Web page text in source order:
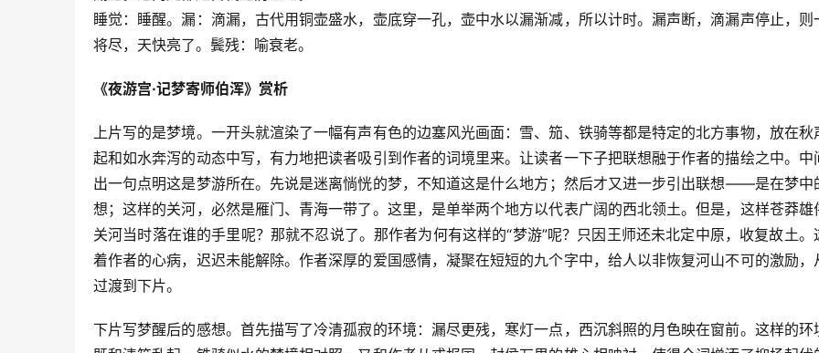
睡觉：睡醒。漏：滴漏，古代用铜壶盛水，壶底穿一孔，壶中水以漏渐减，所以计时。漏声断，滴漏声停止，则
将尽，天快亮了。鬓残：喻衰老。
《夜游宫·记梦寄师伯浑》赏析
上片写的是梦境。一开头就渲染了一幅有声有色的边塞风光画面：雪、笳、铁骑等都是特定的北方事物，放在秋
起和如水奔泻的动态中写，有力地把读者吸引到作者的词境里来。让读者一下子把联想融于作者的描绘之中。中
出一句点明这是梦游所在。先说是迷离惝恍的梦，不知道这是什么地方；然后才又进一步引出联想——是在梦中
想；这样的关河，必然是雁门、青海一带了。这里，是单举两个地方以代表广阔的西北领土。但是，这样苍莽雄
关河当时落在谁的手里呢？那就不忍说了。那作者为何有这样的“梦游”呢？只因王师还未北定中原，收复故土。
着作者的心病，迟迟未能解除。作者深厚的爱国感情，凝聚在短短的九个字中，给人以非恢复河山不可的激励，
过渡到下片。
下片写梦醒后的感想。首先描写了冷清孤寂的环境：漏尽更残，寒灯一点，西沉斜照的月色映在窗前。这样的环